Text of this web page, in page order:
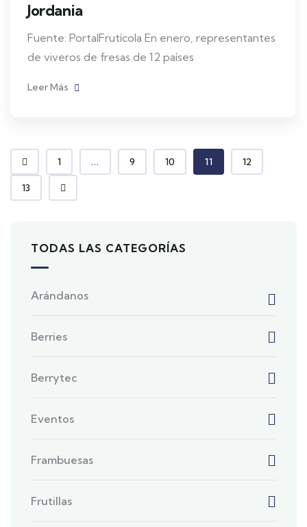
Jordania
Fuente: PortalFrutícola En enero, representantes
de viveros de fresas de 12 países
Leer Más
1 ... 9 10 11 12
13
TODAS LAS CATEGORÍAS
Arándanos
Berries
Berrytec
Eventos
Frambuesas
Frutillas